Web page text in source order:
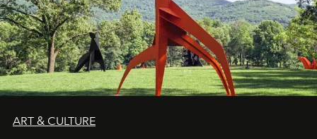
ART & CULTURE